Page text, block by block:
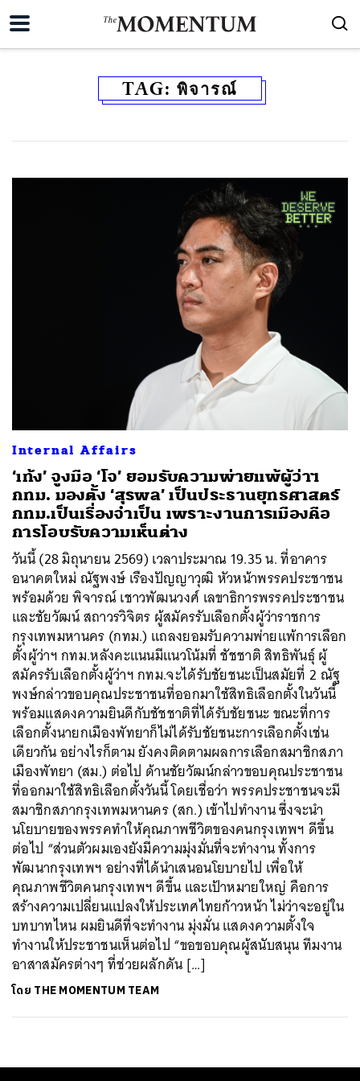
TAG: พิจารณ์
Internal Affairs
‘เท้ง’ จูงมือ ‘โจ’ ยอมรับความพ่ายแพ้ผู้ว่าฯ
กทม. มองตั้ง ‘สุรพล’ เป็นประธานยุทธศาสตร์
กทม.เป็นเรื่องจำเป็น เพราะงานการเมืองคือ
การโอบรับความเห็นต่าง
วันนี้ (28 มิถุนายน 2569) เวลาประมาณ 19.35 น. ที่อาคาร
อนาคตใหม่ ณัฐพงษ์ เรืองปัญญาวุฒิ หัวหน้าพรรคประชาชน
พร้อมด้วย พิจารณ์ เชาวพัฒนวงศ์ เลขาธิการพรรคประชาชน
และชัยวัฒน์ สถาวรวิจิตร ผู้สมัครรับเลือกตั้งผู้ว่าราชการ
กรุงเทพมหานคร (กทม.) แถลงยอมรับความพ่ายแพ้การเลือก
ตั้งผู้ว่าฯ กทม.หลังคะแนนมีแนวโน้มที่ ชัชชาติ สิทธิพันธุ์ ผู้
สมัครรับเลือกตั้งผู้ว่าฯ กทม.จะได้รับชัยชนะเป็นสมัยที่ 2 ณัฐ
พงษ์กล่าวขอบคุณประชาชนที่ออกมาใช้สิทธิเลือกตั้งในวันนี้
พร้อมแสดงความยินดีกับชัชชาติที่ได้รับชัยชนะ ขณะที่การ
เลือกตั้งนายกเมืองพัทยาก็ไม่ได้รับชัยชนะการเลือกตั้งเช่น
เดียวกัน อย่างไรก็ตาม ยังคงติดตามผลการเลือกสมาชิกสภา
เมืองพัทยา (สม.) ต่อไป ด้านชัยวัฒน์กล่าวขอบคุณประชาชน
ที่ออกมาใช้สิทธิเลือกตั้งวันนี้ โดยเชื่อว่า พรรคประชาชนจะมี
สมาชิกสภากรุงเทพมหานคร (สก.) เข้าไปทำงาน ซึ่งจะนำ
นโยบายของพรรคทำให้คุณภาพชีวิตของคนกรุงเทพฯ ดีขึ้น
ต่อไป “ส่วนตัวผมเองยังมีความมุ่งมั่นที่จะทำงาน ทั้งการ
พัฒนากรุงเทพฯ อย่างที่ได้นำเสนอนโยบายไป เพื่อให้
คุณภาพชีวิตคนกรุงเทพฯ ดีขึ้น และเป้าหมายใหญ่ คือการ
สร้างความเปลี่ยนแปลงให้ประเทศไทยก้าวหน้า ไม่ว่าจะอยู่ใน
บทบาทไหน ผมยินดีที่จะทำงาน มุ่งมั่น แสดงความตั้งใจ
ทำงานให้ประชาชนเห็นต่อไป “ขอขอบคุณผู้สนับสนุน ทีมงาน
อาสาสมัครต่างๆ ที่ช่วยผลักดัน […]
โดย THE MOMENTUM TEAM
SHARE TWEET LINE EMAIL